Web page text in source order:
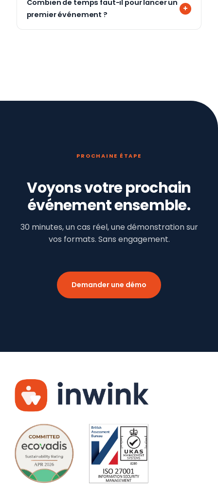
Combien de temps faut-il pour lancer un
premier événement ?
PROCHAINE ÉTAPE
Voyons votre prochain
événement ensemble.
30 minutes, un cas réel, une démonstration sur
vos formats. Sans engagement.
Demander une démo